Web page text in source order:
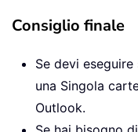
Consiglio finale
Se devi
una Singola
Outlook.